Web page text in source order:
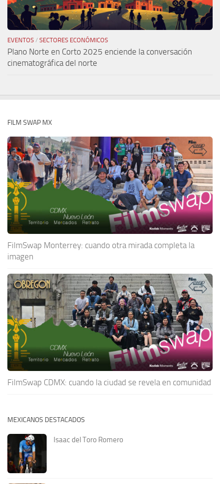
EVENTOS / SECTORES ECONÓMICOS
Plano Norte en Corto 2025 enciende la conversación
cinematográfica del norte
FILM SWAP MX
FilmSwap Monterrey: cuando otra mirada completa la
imagen
FilmSwap CDMX: cuando la ciudad se revela en comunidad
MEXICANOS DESTACADOS
Isaac del Toro Romero